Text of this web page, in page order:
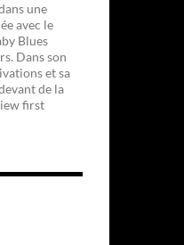
une
avec le
Blues
Dans son
et sa
de la
first